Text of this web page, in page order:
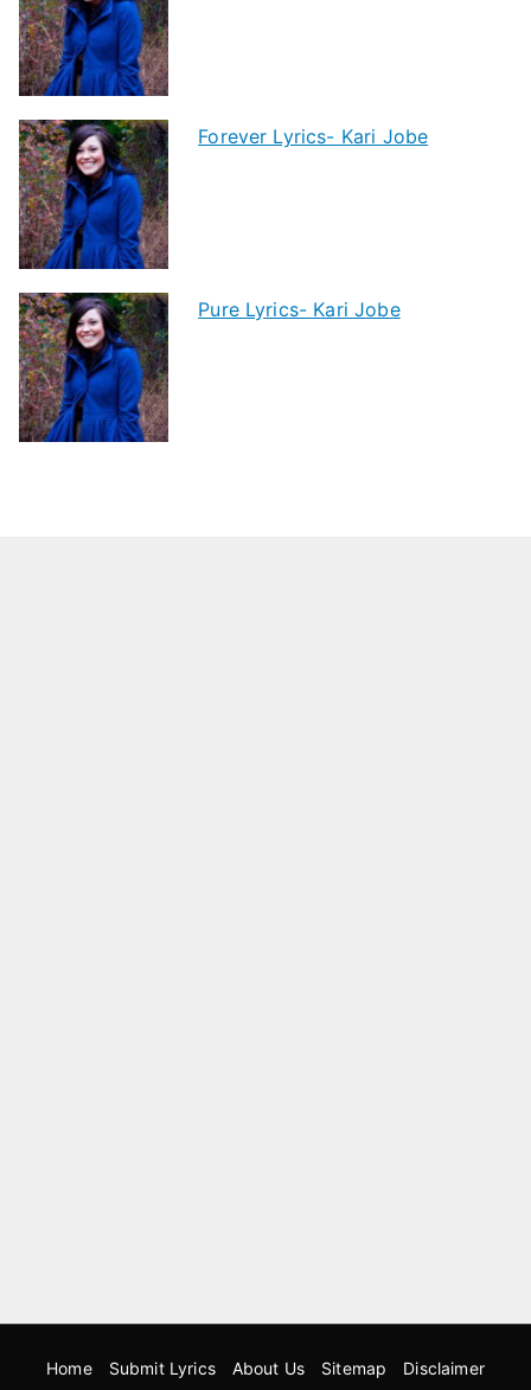
Forever Lyrics- Kari Jobe
Pure Lyrics- Kari Jobe
Home Submit Lyrics About Us Sitemap
Disclaimer